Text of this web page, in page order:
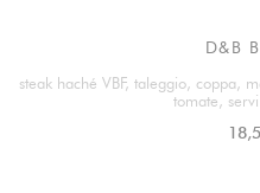
D&B
steak haché VBF, taleggio, coppa,
tomate,